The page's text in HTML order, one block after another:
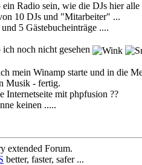
Radio sein, wie die DJs hier alle
10 DJs und "Mitarbeiter" ...
5 Gästebucheinträge ....
noch nicht gesehen
mein Winamp starte und in die
Musik - fertig.
Internetseite mit phpfusion ??
keinen .....
extended Forum.
better, faster, safer ...